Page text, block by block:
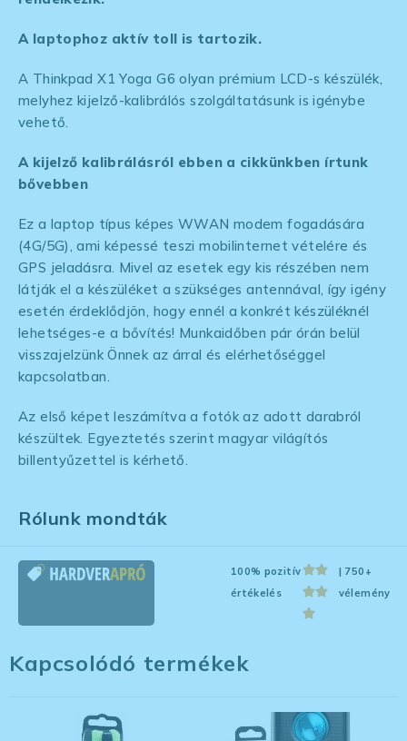
A laptophoz aktív toll is tartozik.
A Thinkpad X1 Yoga G6 olyan prémium LCD-s készülék,
melyhez kijelző-kalibrálós szolgáltatásunk is igénybe
vehető.
A kijelző kalibrálásról ebben a cikkünkben írtunk
bővebben
Ez a laptop típus képes WWAN modem fogadására
(4G/5G), ami képessé teszi mobilinternet vételére és
GPS jeladásra. Mivel az esetek egy kis részében nem
látják el a készüléket a szükséges antennával, így igény
esetén érdeklődjön, hogy ennél a konkrét készüléknél
lehetséges-e a bővítés! Munkaidőben pár órán belül
visszajelzünk Önnek az árral és elérhetőséggel
kapcsolatban.
Az első képet leszámítva a fotók az adott darabról
készültek. Egyeztetés szerint magyar világítós
billentyűzettel is kérhető.
Rólunk mondták
100% pozitív
értékelés
| 750+
vélemény
Kapcsolódó termékek